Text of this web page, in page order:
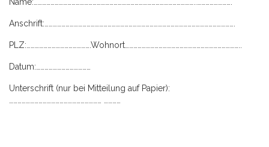
Name:……………………………………………………………………………………………………..…………………….
Anschrift:……………………………………………………………………………………………………………………….
PLZ:……………………………………….Wohnort………………………………………………………………………..
Datum:…………………………………
Unterschrift (nur bei Mitteilung auf Papier):
………………………………………………………… …………